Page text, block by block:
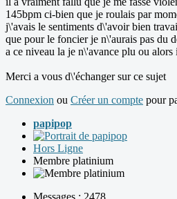
145bpm ci-bien que je roulais par
j\'avais le sentiments d\'avoir bien
que pour le foncier je n\'aurais pas du
a ce niveau la je n\'avance plu ou
Merci a vous d\'échanger sur ce sujet
Connexion ou Créer un compte pour
papipop
Hors Ligne
Membre platinium
Messages : 2478